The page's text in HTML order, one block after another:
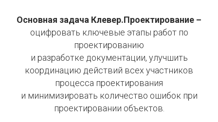
Основная задача Клевер.Проектирование –
оцифровать ключевые этапы работ по
проектированию
и разработке документации, улучшить
координацию действий всех участников
процесса проектирования
и минимизировать количество ошибок при
проектировании объектов.